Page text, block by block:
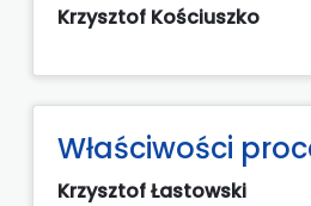
Krzysztof Kościuszko
Właściwości
Krzysztof Łastowski